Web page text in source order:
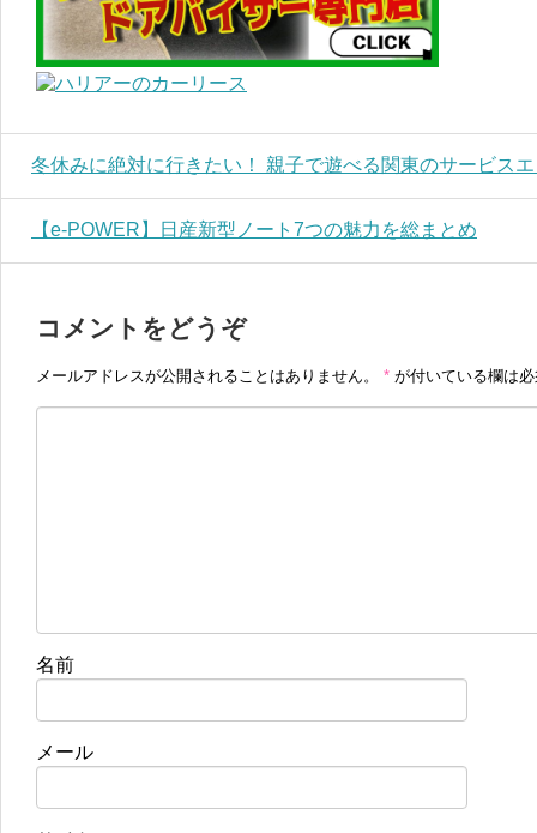
冬休みに絶対に行きたい！ 親子で遊べる関東のサービス
【e-POWER】日産新型ノート7つの魅力を総まとめ
コメントをどうぞ
メールアドレスが公開されることはありません。 * が付いている欄は
名前
メール